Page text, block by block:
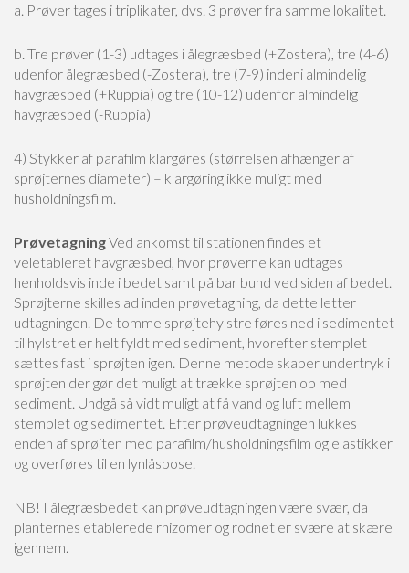
a. Prøver tages i triplikater, dvs. 3 prøver fra samme lokalitet.
b. Tre prøver (1-3) udtages i ålegræsbed (+Zostera), tre (4-6)
udenfor ålegræsbed (-Zostera), tre (7-9) indeni almindelig
havgræsbed (+Ruppia) og tre (10-12) udenfor almindelig
havgræsbed (-Ruppia)
4) Stykker af parafilm klargøres (størrelsen afhænger af
sprøjternes diameter) – klargøring ikke muligt med
husholdningsfilm.
PrøvetagningVed ankomst til stationen findes et
veletableret havgræsbed, hvor prøverne kan udtages
henholdsvis inde i bedet samt på bar bund ved siden af bedet.
Sprøjterne skilles ad inden prøvetagning, da dette letter
udtagningen. De tomme sprøjtehylstre føres ned i sedimentet
til hylstret er helt fyldt med sediment, hvorefter stemplet
sættes fast i sprøjten igen. Denne metode skaber undertryk i
sprøjten der gør det muligt at trække sprøjten op med
sediment. Undgå så vidt muligt at få vand og luft mellem
stemplet og sedimentet. Efter prøveudtagningen lukkes
enden af sprøjten med parafilm/husholdningsfilm og elastikker
og overføres til en lynlåspose.
NB! I ålegræsbedet kan prøveudtagningen være svær, da
planternes etablerede rhizomer og rodnet er svære at skære
igennem.